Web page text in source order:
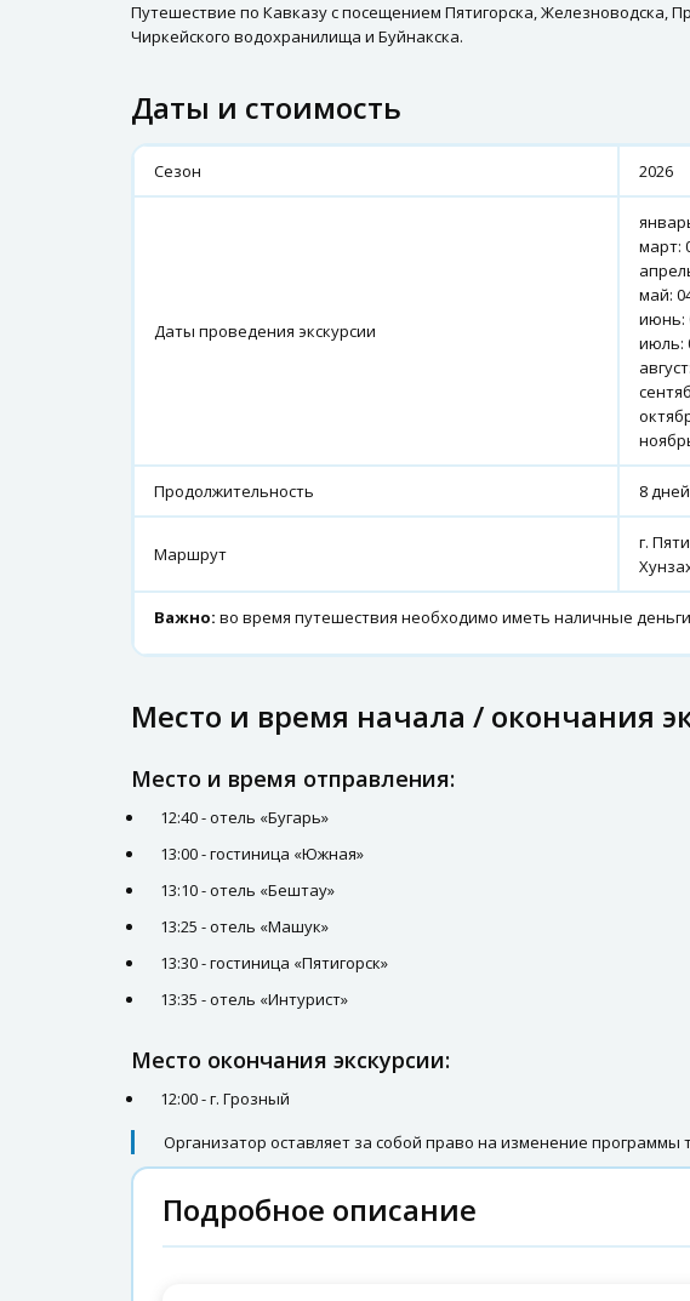
Путешествие по Кавказу с посещением Пятигорска, Железноводска,
Чиркейского водохранилища и Буйнакска.
Даты и стоимость
Сезон 2026
Даты проведения экскурсии
март:
май:
июнь:
июль:
Продолжительность 8
Маршрут
г.
Важно: во время путешествия необходимо иметь наличные
Место и время начала / окончания
Место и время отправления:
12:40 - отель «Бугарь»
13:00 - гостиница «Южная»
13:10 - отель «Бештау»
13:25 - отель «Машук»
13:30 - гостиница «Пятигорск»
13:35 - отель «Интурист»
Место окончания экскурсии:
12:00 - г. Грозный
Организатор оставляет за собой право на изменение
Подробное описание